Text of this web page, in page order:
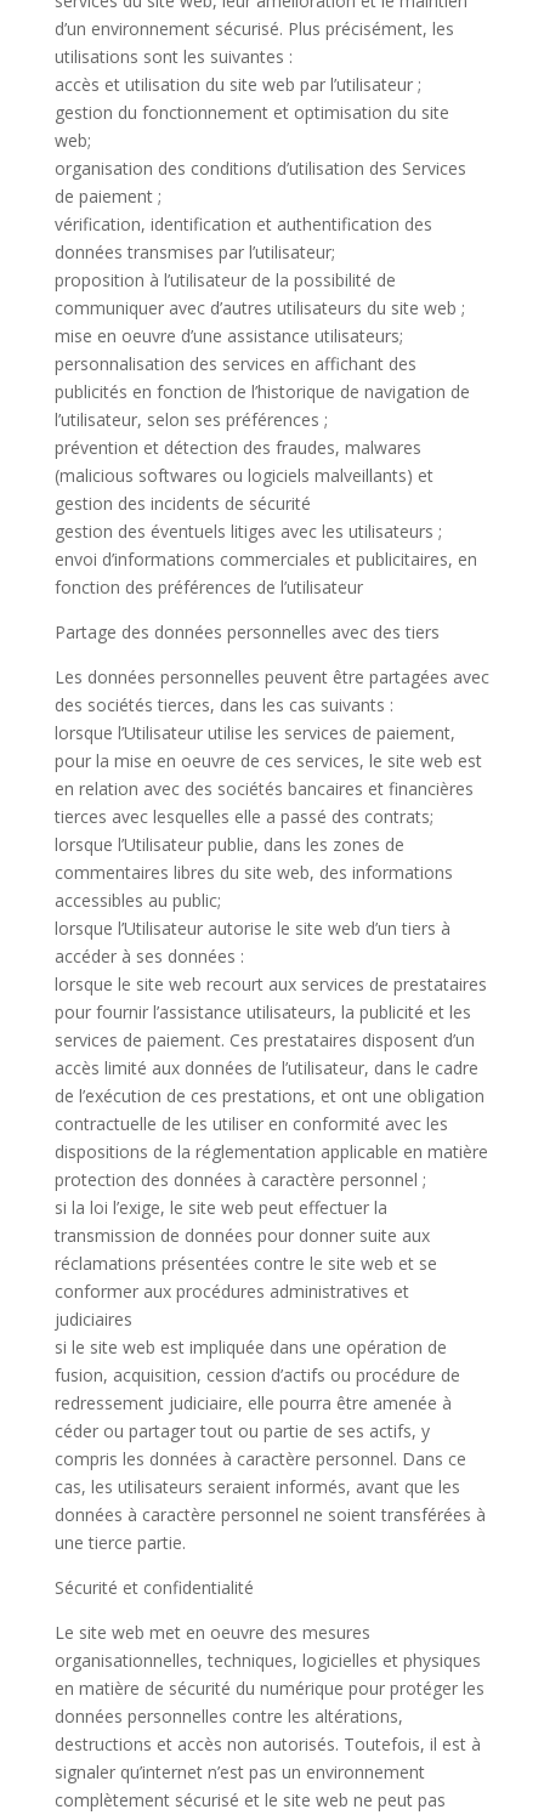
d’un environnement sécurisé. Plus précisément, les
utilisations sont les suivantes :
accès et utilisation du site web par l’utilisateur ;
gestion du fonctionnement et optimisation du site
web;
organisation des conditions d’utilisation des Services
de paiement ;
vérification, identification et authentification des
données transmises par l’utilisateur;
proposition à l’utilisateur de la possibilité de
communiquer avec d’autres utilisateurs du site web ;
mise en oeuvre d’une assistance utilisateurs;
personnalisation des services en affichant des
publicités en fonction de l’historique de navigation de
l’utilisateur, selon ses préférences ;
prévention et détection des fraudes, malwares
(malicious softwares ou logiciels malveillants) et
gestion des incidents de sécurité
gestion des éventuels litiges avec les utilisateurs ;
envoi d’informations commerciales et publicitaires, en
fonction des préférences de l’utilisateur
Partage des données personnelles avec des tiers
Les données personnelles peuvent être partagées avec
des sociétés tierces, dans les cas suivants :
lorsque l’Utilisateur utilise les services de paiement,
pour la mise en oeuvre de ces services, le site web est
en relation avec des sociétés bancaires et financières
tierces avec lesquelles elle a passé des contrats;
lorsque l’Utilisateur publie, dans les zones de
commentaires libres du site web, des informations
accessibles au public;
lorsque l’Utilisateur autorise le site web d’un tiers à
accéder à ses données :
lorsque le site web recourt aux services de prestataires
pour fournir l’assistance utilisateurs, la publicité et les
services de paiement. Ces prestataires disposent d’un
accès limité aux données de l’utilisateur, dans le cadre
de l’exécution de ces prestations, et ont une obligation
contractuelle de les utiliser en conformité avec les
dispositions de la réglementation applicable en matière
protection des données à caractère personnel ;
si la loi l’exige, le site web peut effectuer la
transmission de données pour donner suite aux
réclamations présentées contre le site web et se
conformer aux procédures administratives et
judiciaires
si le site web est impliquée dans une opération de
fusion, acquisition, cession d’actifs ou procédure de
redressement judiciaire, elle pourra être amenée à
céder ou partager tout ou partie de ses actifs, y
compris les données à caractère personnel. Dans ce
cas, les utilisateurs seraient informés, avant que les
données à caractère personnel ne soient transférées à
une tierce partie.
Sécurité et confidentialité
Le site web met en oeuvre des mesures
organisationnelles, techniques, logicielles et physiques
en matière de sécurité du numérique pour protéger les
données personnelles contre les altérations,
destructions et accès non autorisés. Toutefois, il est à
signaler qu’internet n’est pas un environnement
complètement sécurisé et le site web ne peut pas